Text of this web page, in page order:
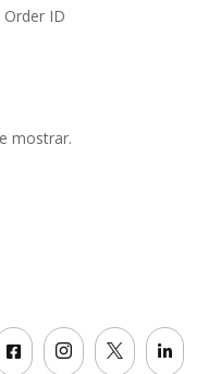
Order ID
mostrar.
   